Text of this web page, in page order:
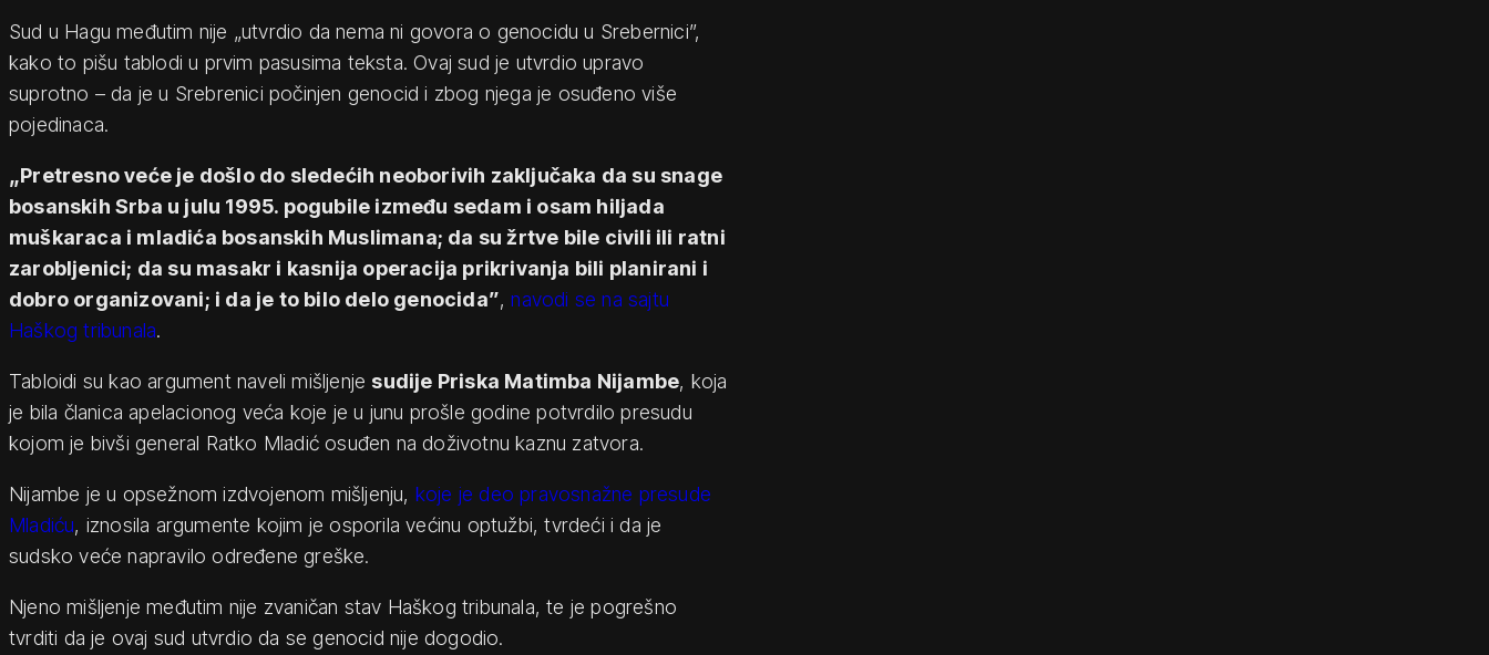
Sud u Hagu međutim nije „utvrdio da nema ni govora o genocidu u Srebernici”,
kako to pišu tablodi u prvim pasusima teksta. Ovaj sud je utvrdio upravo
suprotno – da je u Srebrenici počinjen genocid i zbog njega je osuđeno više
pojedinaca.
„Pretresno veće je došlo do sledećih neoborivih zaključaka da su snage
bosanskih Srba u julu 1995. pogubile između sedam i osam hiljada
muškaraca i mladića bosanskih Muslimana; da su žrtve bile civili ili ratni
zarobljenici; da su masakr i kasnija operacija prikrivanja bili planirani i
dobro organizovani; i da je to bilo delo genocida”,navodi se na sajtu
Haškog tribunala.
Tabloidi su kao argument naveli mišljenje sudije Priska Matimba Nijambe, koja
je bila članica apelacionog veća koje je u junu prošle godine potvrdilo presudu
kojom je bivši general Ratko Mladić osuđen na doživotnu kaznu zatvora.
Nijambe je u opsežnom izdvojenom mišljenju, koje je deo pravosnažne presude
Mladiću, iznosila argumente kojim je osporila većinu optužbi, tvrdeći i da je
sudsko veće napravilo određene greške.
Njeno mišljenje međutim nije zvaničan stav Haškog tribunala, te je pogrešno
tvrditi da je ovaj sud utvrdio da se genocid nije dogodio.